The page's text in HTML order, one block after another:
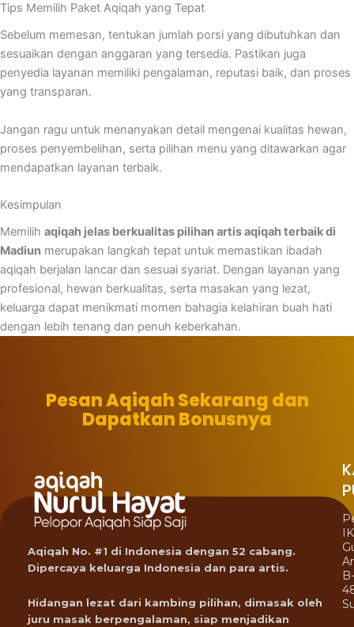
Tips Memilih Paket Aqiqah yang Tepat
Sebelum memesan, tentukan jumlah porsi yang dibutuhkan dan
sesuaikan dengan anggaran yang tersedia. Pastikan juga
penyedia layanan memiliki pengalaman, reputasi baik, dan proses
yang transparan.
Jangan ragu untuk menanyakan detail mengenai kualitas hewan,
proses penyembelihan, serta pilihan menu yang ditawarkan agar
mendapatkan layanan terbaik.
Kesimpulan
Memilih aqiqah jelas berkualitas pilihan artis aqiqah terbaik di
Madiun merupakan langkah tepat untuk memastikan ibadah
aqiqah berjalan lancar dan sesuai syariat. Dengan layanan yang
profesional, hewan berkualitas, serta masakan yang lezat,
keluarga dapat menikmati momen bahagia kelahiran buah hati
dengan lebih tenang dan penuh keberkahan.
Pesan Aqiqah Sekarang dan
Dapatkan Bonusnya
Aqiqah No. #1 di Indonesia dengan 52 cabang.
Dipercaya keluarga Indonesia dan para artis.
Hidangan lezat dari kambing pilihan, dimasak oleh
juru masak berpengalaman, siap menjadikan
B-